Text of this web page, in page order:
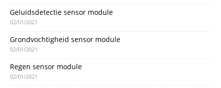
Geluidsdetectie sensor module
02/01/2021
Grondvochtigheid sensor module
02/01/2021
Regen sensor module
02/01/2021